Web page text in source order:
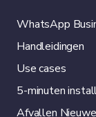
WhatsApp
Handleidingen
Use cases
5-minuten
Afvallen